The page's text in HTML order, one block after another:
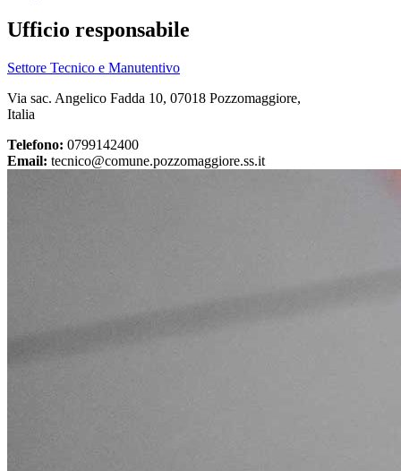
Ufficio responsabile
Settore Tecnico e Manutentivo
Via sac. Angelico Fadda 10, 07018 Pozzomaggiore,
Italia
Telefono: 0799142400
Email: tecnico@comune.pozzomaggiore.ss.it